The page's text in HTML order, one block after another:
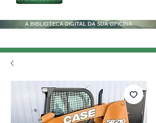
A BIBLIOTECA DIGITAL DA SUA OFICINA